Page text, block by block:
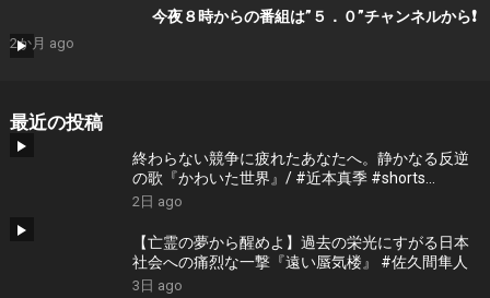
今夜８時からの番組は”５．０”チャンネルから❗️
2か月 ago
最近の投稿
終わらない競争に疲れたあなたへ。静かなる反逆
の歌『かわいた世界』/ #近本真季 #shorts
#music
2日 ago
【亡霊の夢から醒めよ】過去の栄光にすがる日本
社会への痛烈な一撃『遠い蜃気楼』 #佐久間隼人
3日 ago